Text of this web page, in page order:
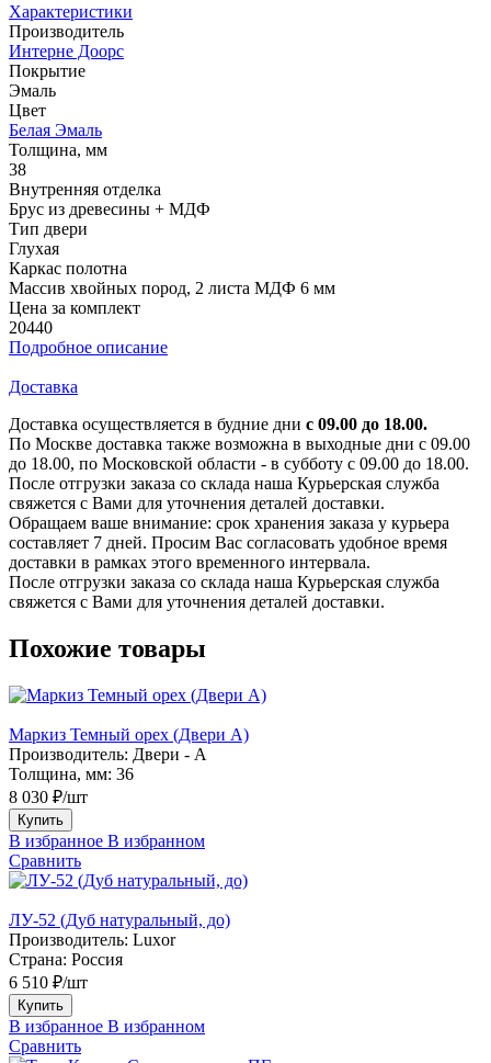
Характеристики
Производитель
Интерне Доорс
Покрытие
Эмаль
Цвет
Белая Эмаль
Толщина, мм
38
Внутренняя отделка
Брус из древесины + МДФ
Тип двери
Глухая
Каркас полотна
Массив хвойных пород, 2 листа МДФ 6 мм
Цена за комплект
20440
Подробное описание
Доставка
Доставка осуществляется в будние дни с 09.00 до 18.00.
По Москве доставка также возможна в выходные дни с 09.00
до 18.00, по Московской области - в субботу с 09.00 до 18.00.
После отгрузки заказа со склада наша Курьерская служба
свяжется с Вами для уточнения деталей доставки.
Обращаем ваше внимание: срок хранения заказа у курьера
составляет 7 дней. Просим Вас согласовать удобное время
доставки в рамках этого временного интервала.
После отгрузки заказа со склада наша Курьерская служба
свяжется с Вами для уточнения деталей доставки.
Похожие товары
Маркиз Темный орех (Двери А)
Производитель: Двери - А
Толщина, мм: 36
8 030 ₽/шт
Купить
В избранное В избранном
Сравнить
ЛУ-52 (Дуб натуральный, до)
Производитель: Luxor
Страна: Россия
6 510 ₽/шт
Купить
В избранное В избранном
Сравнить